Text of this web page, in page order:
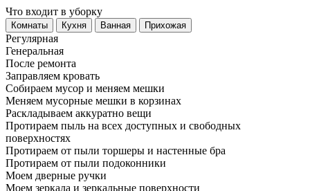
Что входит в уборку
Регу­лярная
Гене­ральная
После ремонта
Заправляем кровать
Собираем мусор и меняем мешки
Меняем мусорные мешки в корзинах
Раскладываем аккуратно вещи
Протираем пыль на всех доступных и свободных
поверхностях
Протираем от пыли торшеры и настенные бра
Протираем от пыли подоконники
Моем дверные ручки
Моем зеркала и зеркальные поверхности